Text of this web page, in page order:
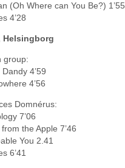
(Oh Where can You Be?) 1’55
4’28
Helsingborg
group:
4’59
4’56
Domnérus:
7’06
the Apple 7’46
You 2.41
6’41